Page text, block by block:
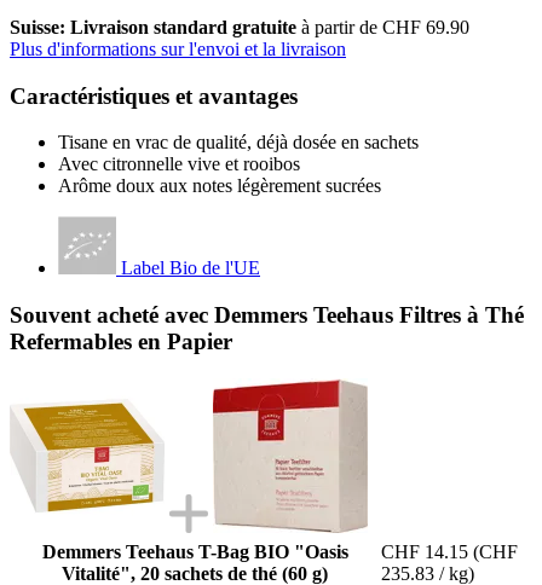
Suisse: Livraison standard gratuite à partir de CHF 69.90
Plus d'informations sur l'envoi et la livraison
Caractéristiques et avantages
Tisane en vrac de qualité, déjà dosée en sachets
Avec citronnelle vive et rooibos
Arôme doux aux notes légèrement sucrées
Label Bio de l'UE
Souvent acheté avec Demmers Teehaus Filtres à Thé
Refermables en Papier
Demmers Teehaus T-Bag BIO "Oasis
Vitalité", 20 sachets de thé (60 g)
CHF 14.15 (CHF
235.83 / kg)